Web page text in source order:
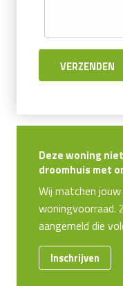
Deze woning
droomhuis met
Wij matchen
woningvoorraad.
aangemeld die
Inschrijven